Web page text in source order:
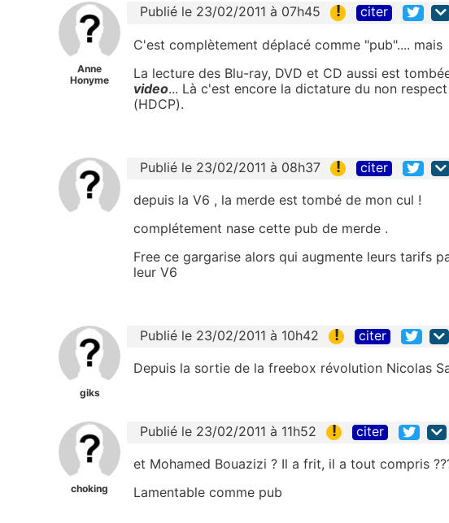
Anne
Honyme
Publié le 23/02/2011 à 07h45 ! citer
C'est complètement déplacé comme "pub".... mais
La lecture des Blu-ray, DVD et CD aussi est
video... Là c'est encore la dictature du non
(HDCP).
Publié le 23/02/2011 à 08h37 ! citer
depuis la V6 , la merde est tombé de mon cul !
complétement nase cette pub de merde .
Free ce gargarise alors qui augmente leurs tarifs
leur V6
giks
Publié le 23/02/2011 à 10h42 ! citer
Depuis la sortie de la freebox révolution Nicolas
choking
Publié le 23/02/2011 à 11h52 ! citer
et Mohamed Bouazizi ? Il a frit, il a tout compris
Lamentable comme pub